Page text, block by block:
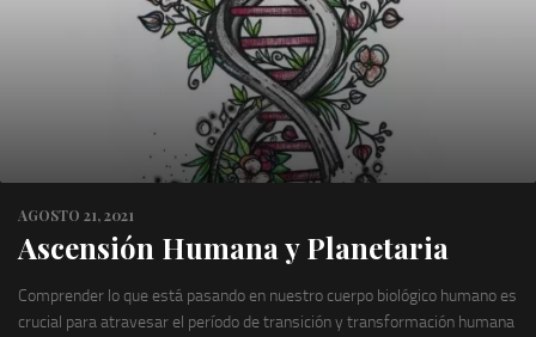
AGOSTO 21, 2021
Ascensión Humana y Planetaria
Comprender lo que está pasando en nuestro cuerpo biológico humano es
crucial para atravesar el período de transición y transformación humana